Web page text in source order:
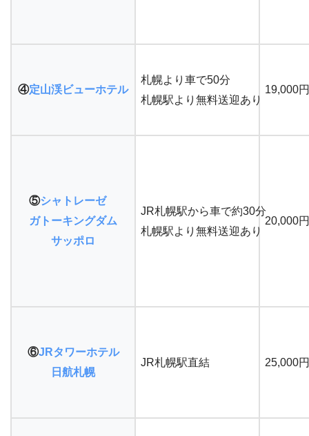
④定山渓ビューホテル
札幌より車で50分
札幌駅より無料送迎あり
19,000円
⑤シャトレーゼ
ガトーキングダム
サッポロ
JR札幌駅から車で約30分
札幌駅より無料送迎あり
20,000円
⑥JRタワーホテル
日航札幌
JR札幌駅直結 25,000円